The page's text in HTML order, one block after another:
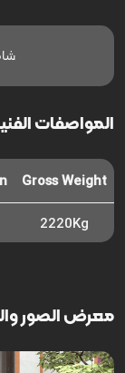
المواصفات
Gross Weight
2220Kg
معرض الصور